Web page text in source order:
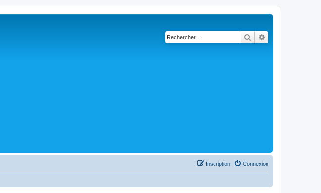
Rechercher
Connexion
Inscription